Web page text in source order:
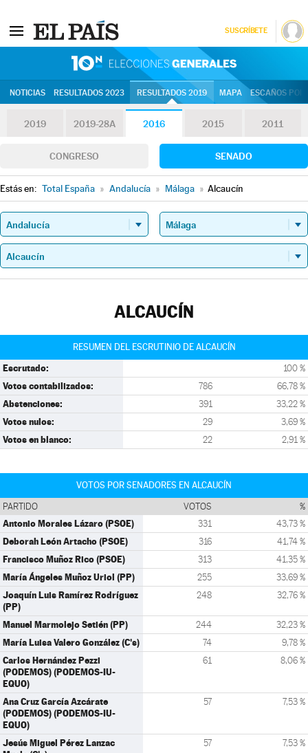
SUSCRÍBETE
NOTICIAS RESULTADOS 2023 RESULTADOS 2019 MAPA ESCAÑOS
2019 2019-28A 2016 2015 2011
CONGRESO SENADO
Estás en: Total España » Andalucía » Málaga » Alcaucín
ALCAUCÍN
RESUMEN DEL ESCRUTINIO DE ALCAUCÍN
Escrutado: 100 %
Votos contabilizados: 786 66,78 %
Abstenciones: 391 33,22 %
Votos nulos: 29 3,69 %
Votos en blanco: 22 2,91 %
VOTOS POR SENADORES EN ALCAUCÍN
PARTIDO VOTOS %
Antonio Morales Lázaro (PSOE) 331 43,73 %
Deborah León Artacho (PSOE) 316 41,74 %
Francisco Muñoz Rico (PSOE) 313 41,35 %
María Ángeles Muñoz Uriol (PP) 255 33,69 %
Joaquín Luis Ramírez Rodríguez
(PP)
248 32,76 %
Manuel Marmolejo Setién (PP) 244 32,23 %
María Luisa Valero González (C's) 74 9,78 %
Carlos Hernández Pezzi
(PODEMOS) (PODEMOS-IU-
EQUO)
61 8,06 %
Ana Cruz García Azcárate
(PODEMOS) (PODEMOS-IU-
EQUO)
57 7,53 %
Jesús Miguel Pérez Lanzac
57 7,53 %